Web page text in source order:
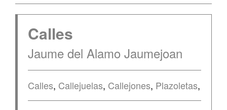
Calles
Jaume del Alamo Jaumejoan
Calles, Callejuelas, Callejones, Plazoletas,